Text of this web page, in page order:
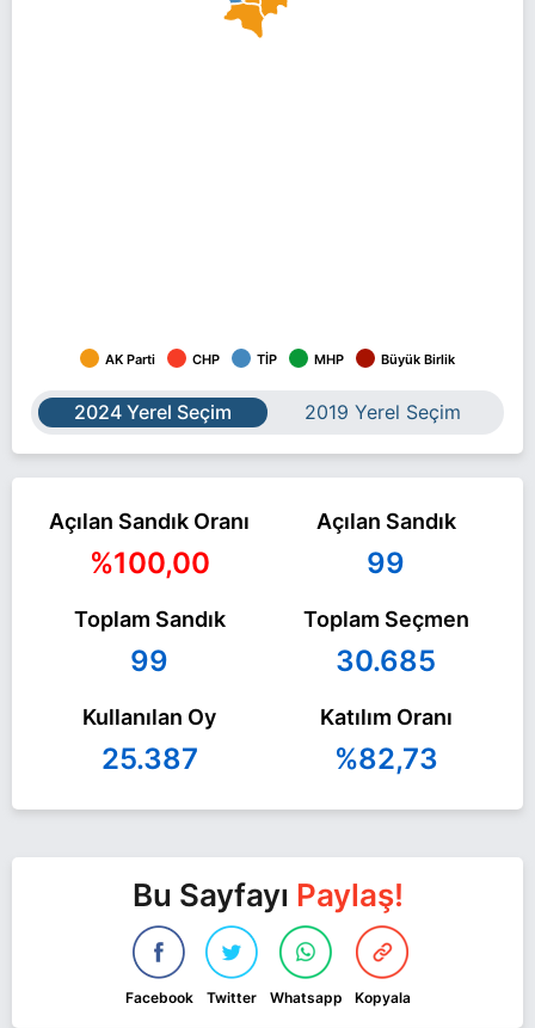
AK Parti CHP TİP MHP Büyük Birlik
2024 Yerel Seçim 2019 Yerel Seçim
Açılan Sandık Oranı
%100,00
Açılan Sandık
99
Toplam Sandık
99
Toplam Seçmen
30.685
Kullanılan Oy
25.387
Katılım Oranı
%82,73
Bu Sayfayı Paylaş!
Facebook Twitter Whatsapp Kopyala